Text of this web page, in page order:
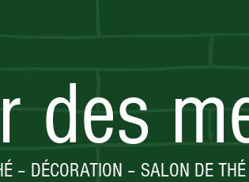
des
– DÉCORATION – SALON DE THÉ